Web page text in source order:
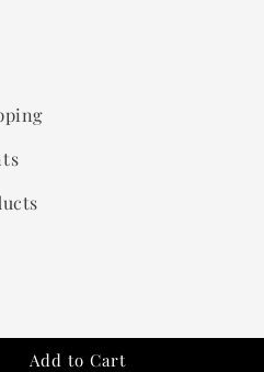
Add to Cart